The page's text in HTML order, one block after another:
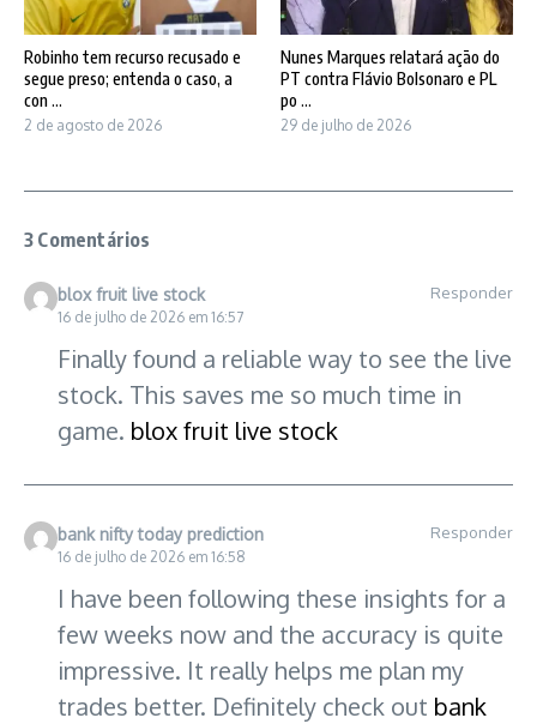
Robinho tem recurso recusado e
segue preso; entenda o caso, a
con ...
2 de agosto de 2026
Nunes Marques relatará ação do
PT contra Flávio Bolsonaro e PL
po ...
29 de julho de 2026
3 Comentários
blox fruit live stock
16 de julho de 2026 em 16:57
Responder
Finally found a reliable way to see the live
stock. This saves me so much time in
game. blox fruit live stock
bank nifty today prediction
16 de julho de 2026 em 16:58
Responder
I have been following these insights for a
few weeks now and the accuracy is quite
impressive. It really helps me plan my
trades better. Definitely check out bank